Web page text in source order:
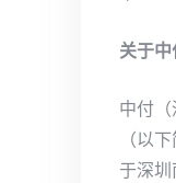
关于中
中付
（以
于深